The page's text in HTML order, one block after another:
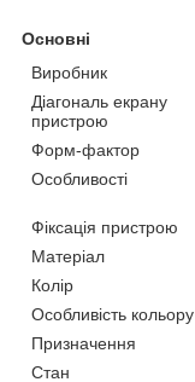
Основні
Виробник
Діагональ екрану
пристрою
Форм-фактор
Особливості
Фіксація пристрою
Матеріал
Колір
Особливість кольору
Призначення
Стан